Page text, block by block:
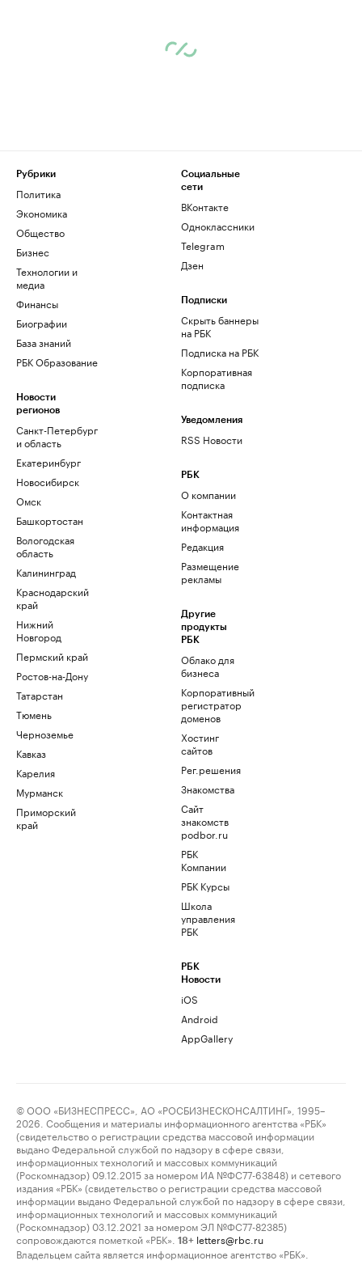
Рубрики
Политика
Экономика
Общество
Бизнес
Технологии и
медиа
Финансы
Биографии
База знаний
РБК Образование
Новости
регионов
Санкт-Петербург
и область
Екатеринбург
Новосибирск
Омск
Башкортостан
Вологодская
область
Калининград
Краснодарский
край
Нижний
Новгород
Пермский край
Ростов-на-Дону
Татарстан
Тюмень
Черноземье
Кавказ
Карелия
Мурманск
Приморский
край
Социальные
сети
ВКонтакте
Одноклассники
Telegram
Дзен
Подписки
Скрыть баннеры
на РБК
Подписка на РБК
Корпоративная
подписка
Уведомления
RSS Новости
РБК
О компании
Контактная
информация
Редакция
Размещение
рекламы
Другие
продукты
РБК
Облако для
бизнеса
Корпоративный
регистратор
доменов
Хостинг
сайтов
Рег.решения
Знакомства
Сайт
знакомств
podbor.ru
РБК
Компании
РБК Курсы
Школа
управления
РБК
РБК
Новости
iOS
Android
AppGallery
© ООО «БИЗНЕСПРЕСС», АО «РОСБИЗНЕСКОНСАЛТИНГ», 1995–
2026. Сообщения и материалы информационного агентства «РБК»
(свидетельство о регистрации средства массовой информации
выдано Федеральной службой по надзору в сфере связи,
информационных технологий и массовых коммуникаций
(Роскомнадзор) 09.12.2015 за номером ИА №ФС77-63848) и сетевого
издания «РБК» (свидетельство о регистрации средства массовой
информации выдано Федеральной службой по надзору в сфере связи,
информационных технологий и массовых коммуникаций
(Роскомнадзор) 03.12.2021 за номером ЭЛ №ФС77-82385)
сопровождаются пометкой «РБК».
18+ letters@rbc.ru
Владельцем сайта является информационное агентство «РБК».